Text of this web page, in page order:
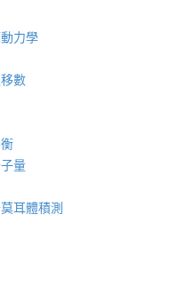
力學
數
量
耳體積測